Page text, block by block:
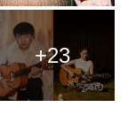
+23